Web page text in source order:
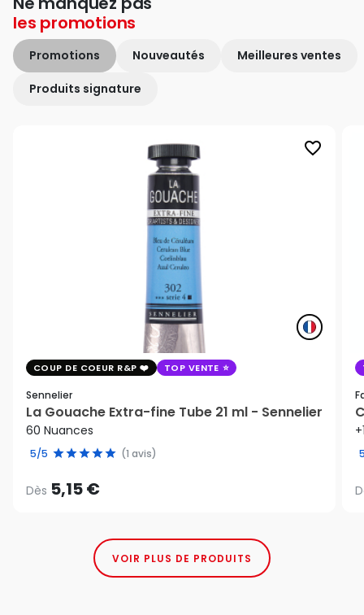
les promotions
Promotions Nouveautés Meilleures ventes
Produits signature
favorite_border
COUP DE COEUR R&P TOP VENTE
Sennelier
La Gouache Extra-fine Tube 21 ml - Sennelier
60 Nuances
5/5 (1 avis)
Dès 5,15 €
VOIR PLUS DE PRODUITS